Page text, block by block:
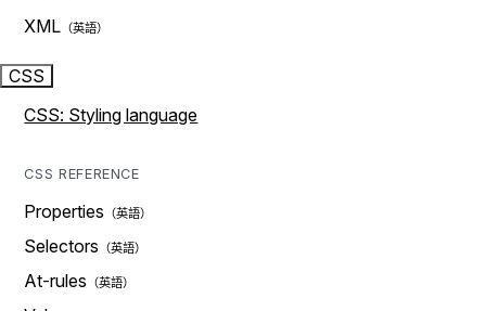
XML
CSS
CSS: Styling language
CSS REFERENCE
Properties
Selectors
At-rules